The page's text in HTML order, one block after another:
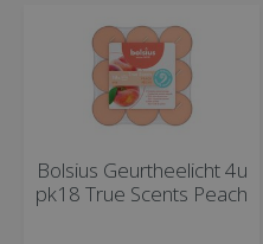
Bolsius Geurtheelicht 4u
pk18 True Scents Peach